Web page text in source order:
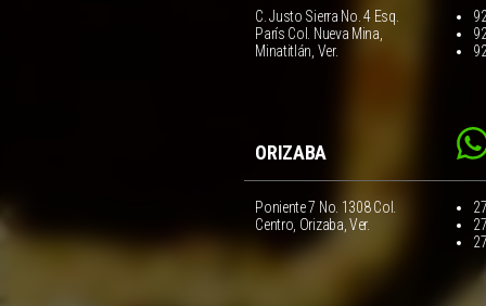
C. Justo Sierra No. 4 Esq.
París Col. Nueva Mina,
Minatitlán, Ver.
ORIZABA
Poniente 7 No. 1308 Col.
Centro, Orizaba, Ver.